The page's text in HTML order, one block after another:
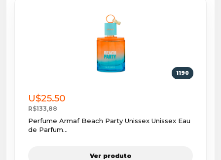
1190
U$25.50
R$133,88
Perfume Armaf Beach Party Unissex Unissex Eau
de Parfum...
Ver produto